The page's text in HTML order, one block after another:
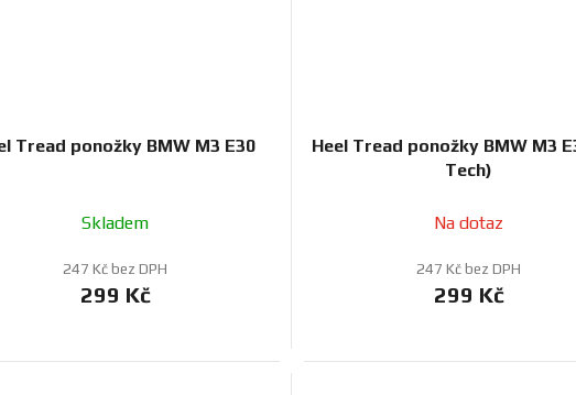
Tread ponožky BMW M3 E30
Skladem
247 Kč bez DPH
299 Kč
Heel Tread ponožky BMW M3
Tech)
Na dotaz
247 Kč bez DPH
299 Kč